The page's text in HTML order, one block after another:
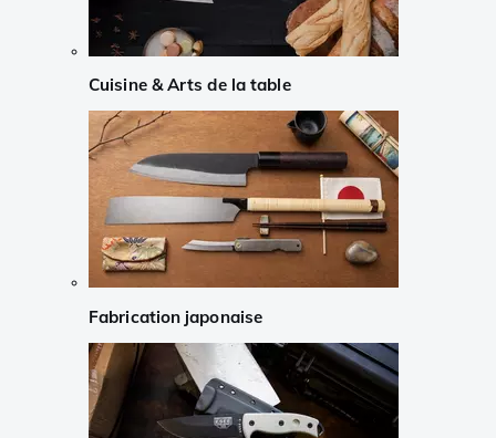
Cuisine & Arts de la table
Fabrication japonaise